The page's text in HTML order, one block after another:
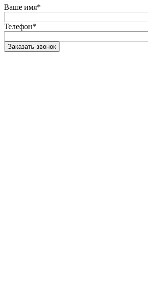
Ваше имя*
Телефон*
Заказать звонок